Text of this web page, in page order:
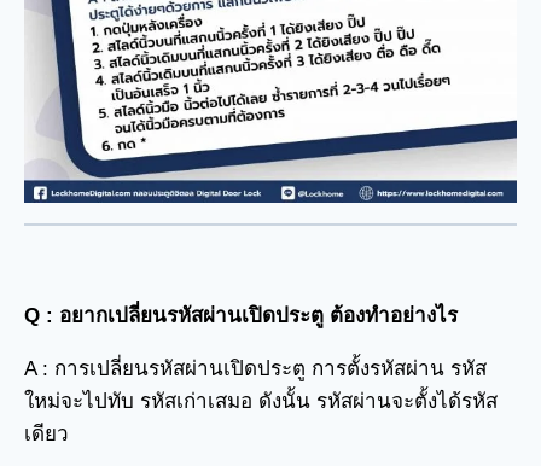
Q : อยากเปลี่ยนรหัสผ่านเปิดประตู ต้องทำอย่างไร
A : การเปลี่ยนรหัสผ่านเปิดประตู การตั้งรหัสผ่าน รหัส
ใหม่จะไปทับ รหัสเก่าเสมอ ดังนั้น รหัสผ่านจะตั้งได้รหัส
เดียว